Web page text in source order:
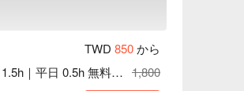
TWD 850から
夢舞浪漫ルーム 1.5h｜平日 0.5h 無料延長 1,800